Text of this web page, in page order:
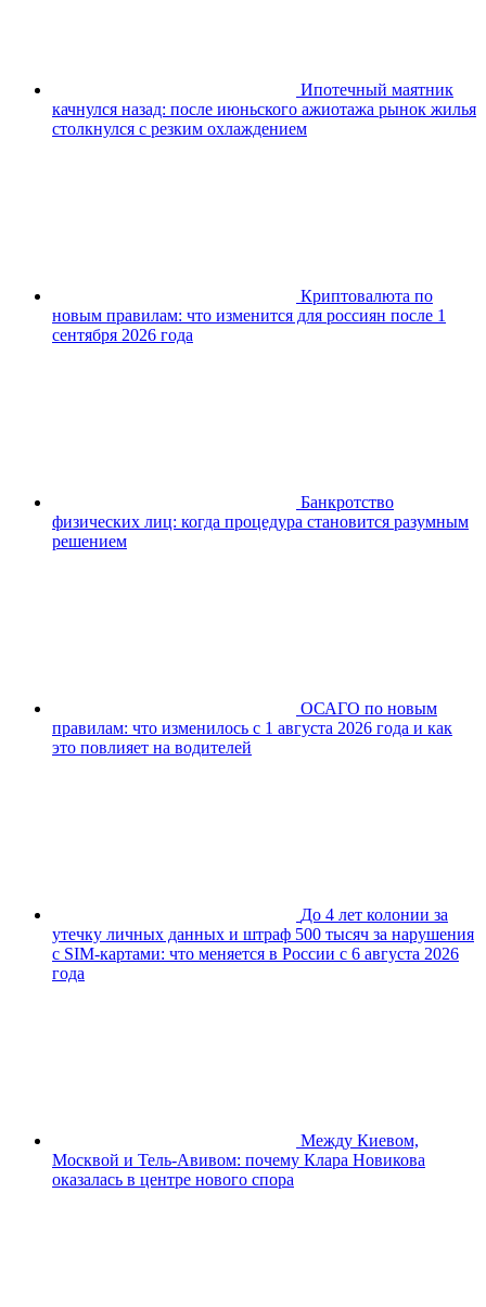
Ипотечный маятник
качнулся назад: после июньского ажиотажа рынок жилья
столкнулся с резким охлаждением
Криптовалюта по
новым правилам: что изменится для россиян после 1
сентября 2026 года
Банкротство
физических лиц: когда процедура становится разумным
решением
ОСАГО по новым
правилам: что изменилось с 1 августа 2026 года и как
это повлияет на водителей
До 4 лет колонии за
утечку личных данных и штраф 500 тысяч за нарушения
с SIM-картами: что меняется в России с 6 августа 2026
года
Между Киевом,
Москвой и Тель-Авивом: почему Клара Новикова
оказалась в центре нового спора